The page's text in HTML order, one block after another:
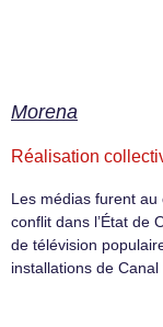
Morena
Réalisation
Les médias furent
conflit dans l’État de
de télévision
installations de